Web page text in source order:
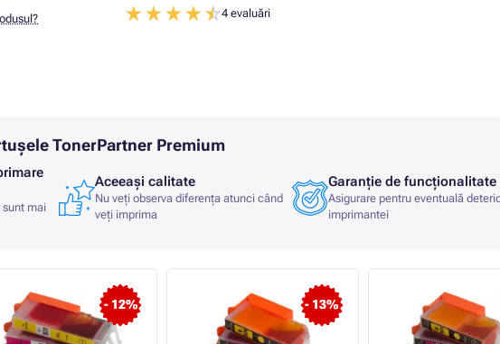
4 evaluări
TonerPartner Premium
sunt mai
Aceeași calitate
Nu veți observa diferența atunci când
veți imprima
Garanție de funcționalitate
Asigurare pentru eventuală
imprimantei
- 12% - 13%